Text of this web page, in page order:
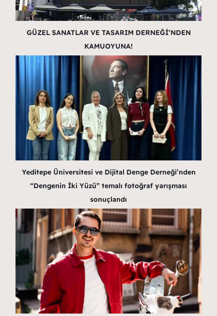
GÜZEL SANATLAR VE TASARIM DERNEĞİ’NDEN
KAMUOYUNA!
Yeditepe Üniversitesi ve Dijital Denge Derneği’nden
“Dengenin İki Yüzü” temalı fotoğraf yarışması
sonuçlandı